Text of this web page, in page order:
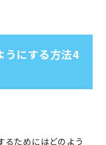
うにする方法4
るためにはどのよう